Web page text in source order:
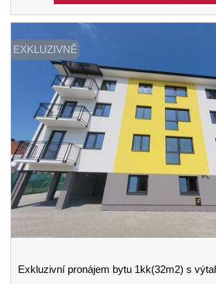
EXKLUZIVNĚ
Exkluzivní pronájem bytu 1kk(32m2) s výtahem ve Vodňanech v